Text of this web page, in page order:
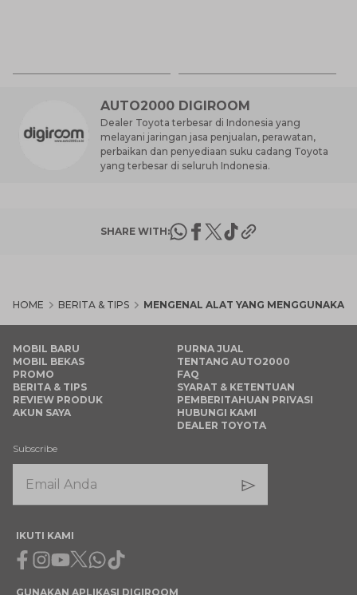
AUTO2000 DIGIROOM
Dealer Toyota terbesar di Indonesia yang
melayani jaringan jasa penjualan, perawatan,
perbaikan dan penyediaan suku cadang Toyota
yang terbesar di seluruh Indonesia.
SHARE WITH:
HOME BERITA & TIPS MENGENAL ALAT YANG
MOBIL BARU
MOBIL BEKAS
PROMO
BERITA & TIPS
REVIEW PRODUK
AKUN SAYA
PURNA JUAL
TENTANG AUTO2000
FAQ
SYARAT & KETENTUAN
PEMBERITAHUAN PRIVASI
HUBUNGI KAMI
DEALER TOYOTA
Subscribe
IKUTI KAMI
Facebook
Instagram
Youtube
X Whatsapp
Tiktok
GUNAKAN APLIKASI DIGIROOM